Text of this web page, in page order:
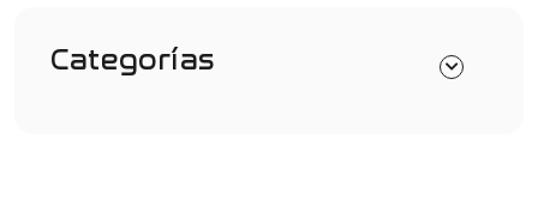
Categorías